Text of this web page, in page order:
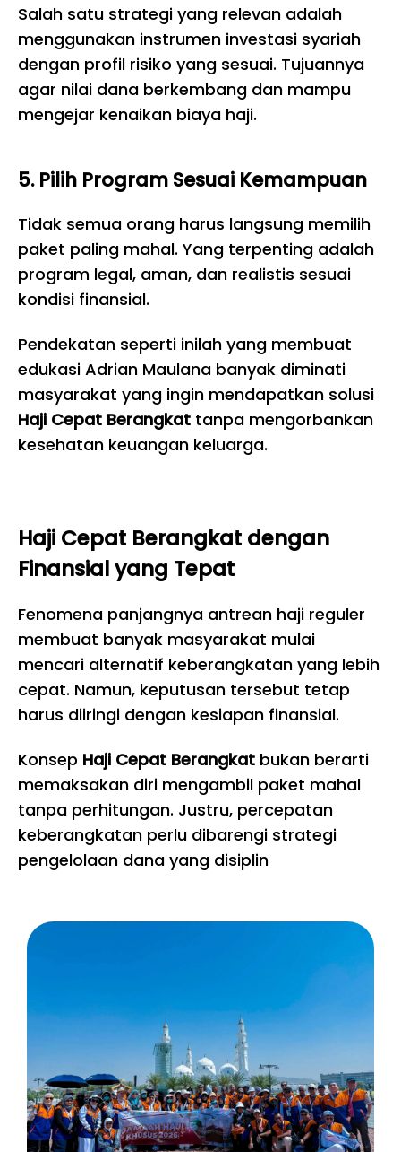
Salah satu strategi yang relevan adalah
menggunakan instrumen investasi syariah
dengan profil risiko yang sesuai. Tujuannya
agar nilai dana berkembang dan mampu
mengejar kenaikan biaya haji.
5. Pilih Program Sesuai Kemampuan
Tidak semua orang harus langsung memilih
paket paling mahal. Yang terpenting adalah
program legal, aman, dan realistis sesuai
kondisi finansial.
Pendekatan seperti inilah yang membuat
edukasi Adrian Maulana banyak diminati
masyarakat yang ingin mendapatkan solusi
Haji Cepat Berangkat tanpa mengorbankan
kesehatan keuangan keluarga.
Haji Cepat Berangkat dengan
Finansial yang Tepat
Fenomena panjangnya antrean haji reguler
membuat banyak masyarakat mulai
mencari alternatif keberangkatan yang lebih
cepat. Namun, keputusan tersebut tetap
harus diiringi dengan kesiapan finansial.
Konsep Haji Cepat Berangkat bukan berarti
memaksakan diri mengambil paket mahal
tanpa perhitungan. Justru, percepatan
keberangkatan perlu dibarengi strategi
pengelolaan dana yang disiplin